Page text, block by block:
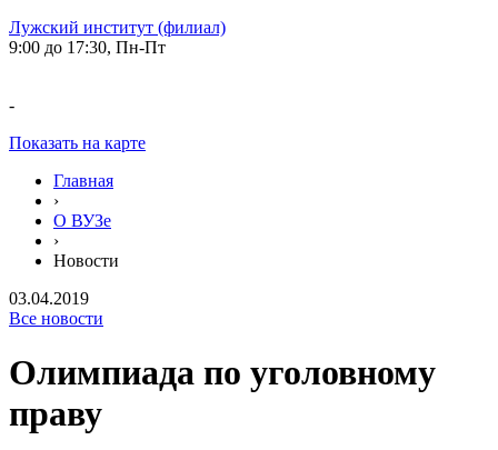
Лужский институт (филиал)
9:00 до 17:30, Пн-Пт
-
Показать на карте
Главная
›
О ВУЗе
›
Новости
03.04.2019
Все новости
Олимпиада по уголовному
праву